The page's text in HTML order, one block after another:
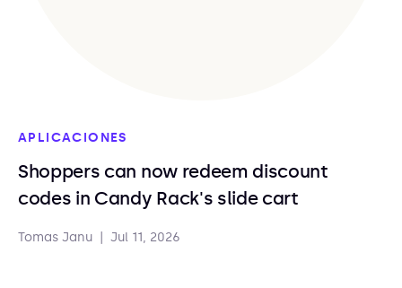
APLICACIONES
Shoppers can now redeem discount
codes in Candy Rack's slide cart
Tomas Janu Jul 11, 2026